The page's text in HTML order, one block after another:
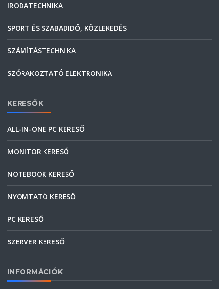
IRODATECHNIKA
SPORT ÉS SZABADIDŐ, KÖZLEKEDÉS
SZÁMÍTÁSTECHNIKA
SZÓRAKOZTATÓ ELEKTRONIKA
KERESŐK
ALL-IN-ONE PC KERESŐ
MONITOR KERESŐ
NOTEBOOK KERESŐ
NYOMTATÓ KERESŐ
PC KERESŐ
SZERVER KERESŐ
INFORMÁCIÓK